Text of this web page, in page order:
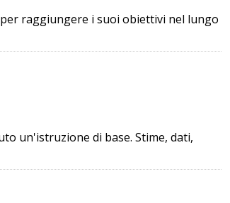
raggiungere i suoi obiettivi nel lungo
un'istruzione di base. Stime, dati,